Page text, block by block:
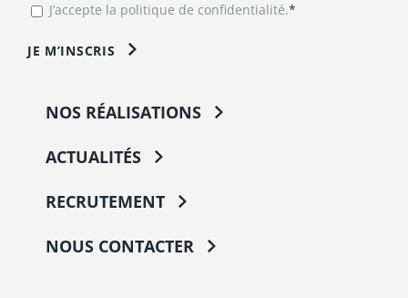
J’accepte la politique de confidentialité.*
JE M’INSCRIS
NOS RÉALISATIONS
ACTUALITÉS
RECRUTEMENT
NOUS CONTACTER